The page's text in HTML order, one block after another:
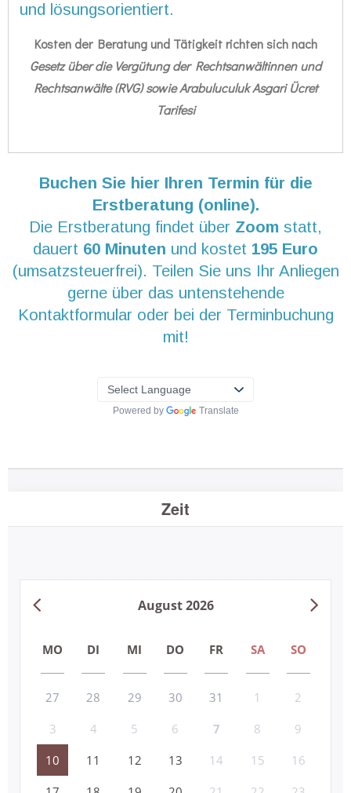
und lösungsorientiert.
Kosten der Beratung und Tätigkeit richten sich nach
Gesetz über die Vergütung der Rechtsanwältinnen und
Rechtsanwälte (RVG) sowie Arabuluculuk Asgari Ücret
Tarifesi
Buchen Sie hier Ihren Termin für die
Erstberatung (online).
Die Erstberatung findet über Zoom statt,
dauert 60 Minuten und kostet 195 Euro
(umsatzsteuerfrei). Teilen Sie uns Ihr Anliegen
gerne über das untenstehende
Kontaktformular oder bei der Terminbuchung
mit!